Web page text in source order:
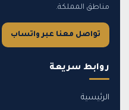
مناطق المملكة.
تواصل معنا عبر واتساب
روابط سريعة
الرئيسية